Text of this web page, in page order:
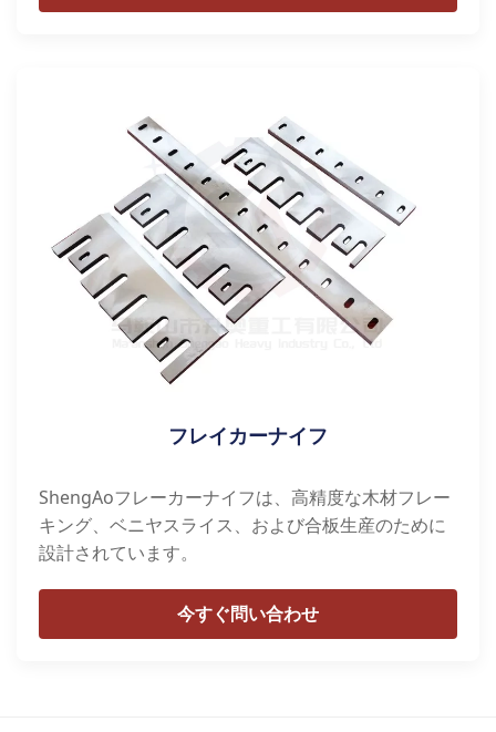
フレイカーナイフ
ShengAoフレーカーナイフは、高精度な木材フレー
キング、ベニヤスライス、および合板生産のために
設計されています。
今すぐ問い合わせ